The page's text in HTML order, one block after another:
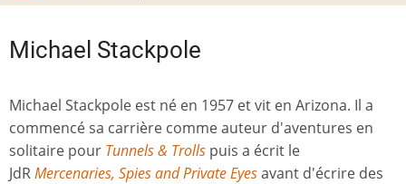
Michael Stackpole
Michael Stackpole est né en 1957 et vit en Arizona. Il a
commencé sa carrière comme auteur d'aventures en
solitaire pour Tunnels & Trolls puis a écrit le
JdRMercenaries, Spies and Private Eyesavant d'écrire des